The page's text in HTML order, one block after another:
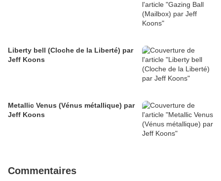
Liberty bell (Cloche de la Liberté) par
Jeff Koons
Metallic Venus (Vénus métallique) par
Jeff Koons
Commentaires